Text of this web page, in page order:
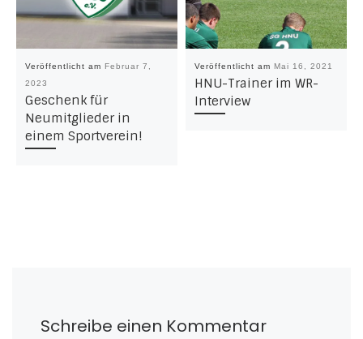
Veröffentlicht am Februar 7,
2023
Geschenk für
Neumitglieder in
einem Sportverein!
Veröffentlicht am Mai 16, 2021
HNU-Trainer im WR-
Interview
Schreibe einen Kommentar